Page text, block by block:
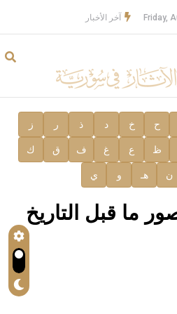
Friday, آخر الأخبار
ح خ د ذ ر ز
ظ ع غ ف ق ك
ن هـ و ي
ما قبل التاريخ